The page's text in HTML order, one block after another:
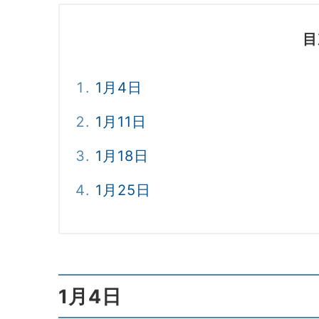
1月4日
1月11日
1月18日
1月25日
1月4日